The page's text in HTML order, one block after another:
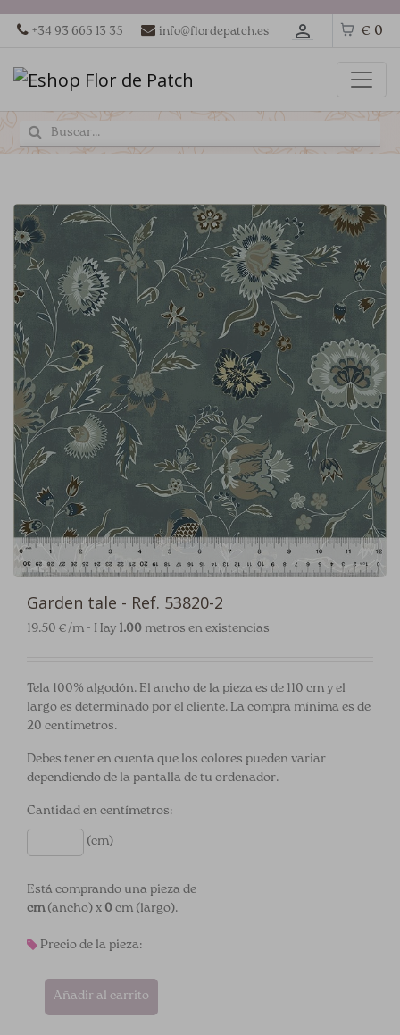
+34 93 665 13 35 info@flordepatch.es € 0
Garden tale - Ref. 53820-2
19.50 €/m - Hay 1.00 metros en existencias
Tela 100% algodón. El ancho de la pieza es de 110 cm y el
largo es determinado por el cliente. La compra mínima es de
20 centímetros.
Debes tener en cuenta que los colores pueden variar
dependiendo de la pantalla de tu ordenador.
Cantidad en centímetros:
(cm)
Está comprando una pieza de
cm(ancho) x 0cm (largo).
Precio de la pieza:
Añadir al carrito